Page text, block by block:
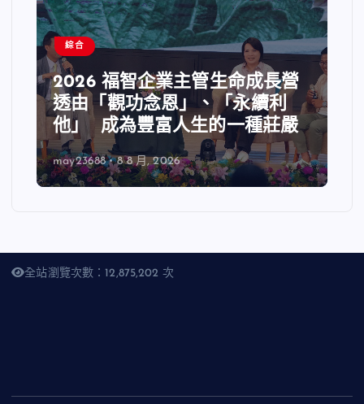
綜合
2026 福智企業主管生命成長營
透由「觀功念恩」、「永續利
他」 成為豐富人生的一種莊嚴
may23688 8 8 月, 2026
全站瀏覽次數：12,875,202 次